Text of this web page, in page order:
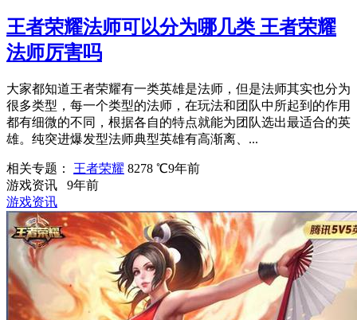
王者荣耀法师可以分为哪几类 王者荣耀
法师厉害吗
大家都知道王者荣耀有一类英雄是法师，但是法师其实也分为
很多类型，每一个类型的法师，在玩法和团队中所起到的作用
都有细微的不同，根据各自的特点就能为团队选出最适合的英
雄。纯突进爆发型法师典型英雄有高渐离、...
相关专题： 王者荣耀 8278 ℃9年前
游戏资讯
9年前
游戏资讯